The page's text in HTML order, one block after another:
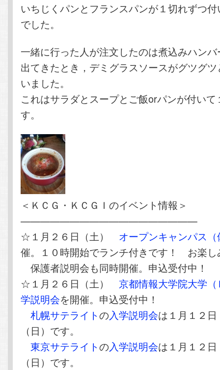
いちじくパンとフランスパンが１切れずつ
でした。
一緒に行った人が注文したのは煮込みハン
出てきたとき，デミグラスソースがグツグ
いました。
これはサラダとスープとご飯orパンが付い
す。
＜ＫＣＧ・ＫＣＧＩのイベント情報＞
——————————————————
☆１月２６日（土） オープンキャンパス
催。１０時開始でランチ付きです！ お楽し
保護者説明会も同時開催。申込受付中！
☆１月２６日（土） 京都情報大学院大学
学説明会を開催。申込受付中！
札幌サテライトの入学説明会は１月１２
（日）です。
東京サテライトの入学説明会は１月１２
（日）です。